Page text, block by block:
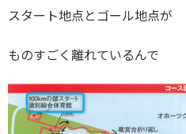
スタート地点とゴール地点が
ものすごく離れているんで